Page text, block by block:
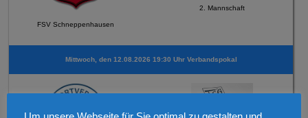
FSV Schneppenhausen
2. Mannschaft
Mittwoch, den 12.08.2026 19:30 Uhr Verbandspokal